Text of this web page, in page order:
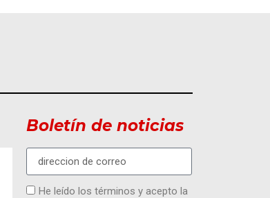
MODA Y EVENTOS
Boletín de noticias
He leído los términos y acepto la